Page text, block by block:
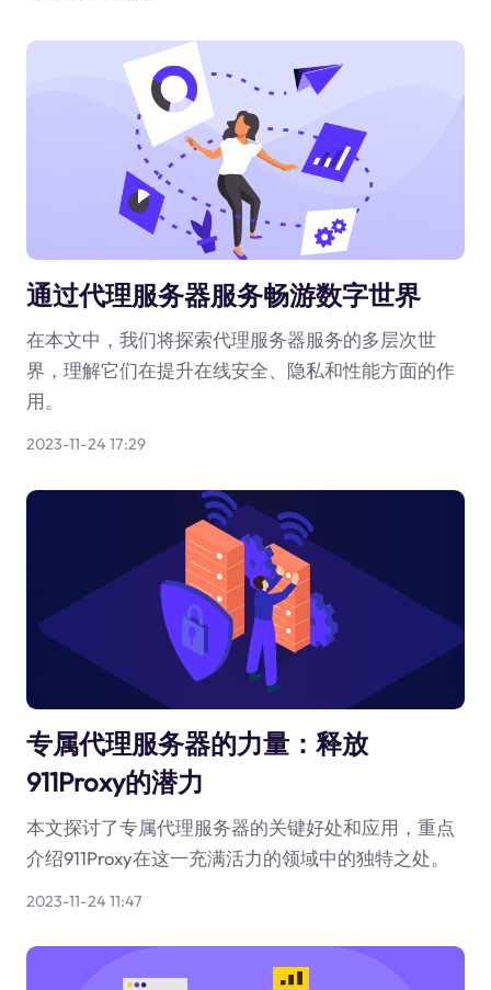
通过代理服务器服务畅游数字世界
在本文中，我们将探索代理服务器服务的多层次世
界，理解它们在提升在线安全、隐私和性能方面的作
用。
2023-11-24 17:29
专属代理服务器的力量：释放
911Proxy的潜力
本文探讨了专属代理服务器的关键好处和应用，重点
介绍911Proxy在这一充满活力的领域中的独特之处。
2023-11-24 11:47